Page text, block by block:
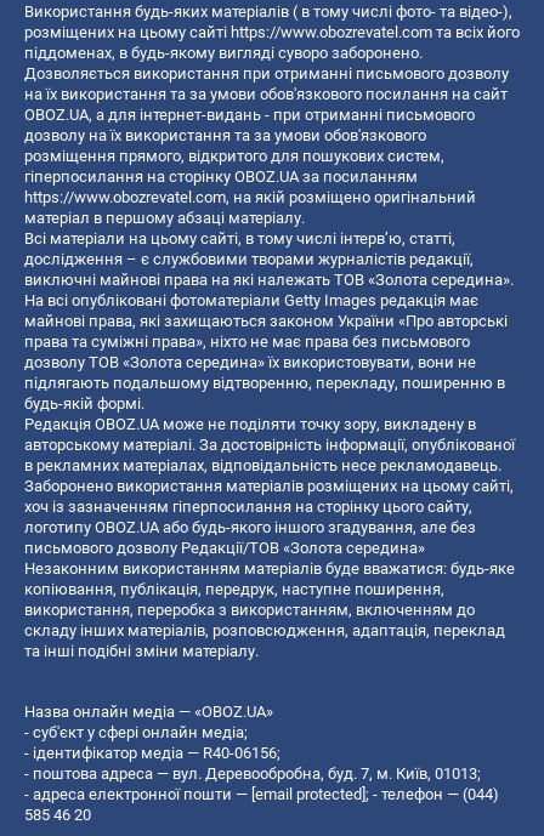
Використання будь-яких матеріалів ( в тому числі фото- та відео-),
розміщених на цьому сайті https://www.obozrevatel.com та всіх його
піддоменах, в будь-якому вигляді суворо заборонено.
Дозволяється використання при отриманні письмового дозволу
на їх використання та за умови обов'язкового посилання на сайт
OBOZ.UA, а для інтернет-видань - при отриманні письмового
дозволу на їх використання та за умови обов'язкового
розміщення прямого, відкритого для пошукових систем,
гіперпосилання на сторінку OBOZ.UA за посиланням
https://www.obozrevatel.com, на якій розміщено оригінальний
матеріал в першому абзаці матеріалу.
Всі матеріали на цьому сайті, в тому числі інтерв’ю, статті,
дослідження – є службовими творами журналістів редакції,
виключні майнові права на які належать ТОВ «Золота середина».
На всі опубліковані фотоматеріали Getty Images редакція має
майнові права, які захищаються законом України «Про авторські
права та суміжні права», ніхто не має права без письмового
дозволу ТОВ «Золота середина» їх використовувати, вони не
підлягають подальшому відтворенню, перекладу, поширенню в
будь-якій формі.
Редакція OBOZ.UA може не поділяти точку зору, викладену в
авторському матеріалі. За достовірність інформації, опублікованої
в рекламних матеріалах, відповідальність несе рекламодавець.
Заборонено використання матеріалів розміщених на цьому сайті,
хоч із зазначенням гіперпосилання на сторінку цього сайту,
логотипу OBOZ.UA або будь-якого іншого згадування, але без
письмового дозволу Редакції/ТОВ «Золота середина»
Незаконним використанням матеріалів буде вважатися: будь-яке
копiювання, публiкацiя, передрук, наступне поширення,
використання, переробка з використанням, включенням до
складу інших матеріалів, розповсюдження, адаптація, переклад
та інші подібні зміни матеріалу.
Назва онлайн медіа — «OBOZ.UA»
- суб'єкт у сфері онлайн медіа;
- ідентифікатор медіа — R40-06156;
- поштова адреса — вул. Деревообробна, буд. 7, м. Київ, 01013;
- адреса електронної пошти — [email protected]; - телефон — (044)
585 46 20